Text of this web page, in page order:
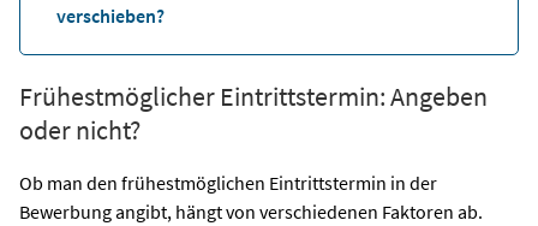
verschieben?
Frühestmöglicher Eintrittstermin: Angeben
oder nicht?
Ob man den frühestmöglichen Eintrittstermin in der
Bewerbung angibt, hängt von verschiedenen Faktoren ab.